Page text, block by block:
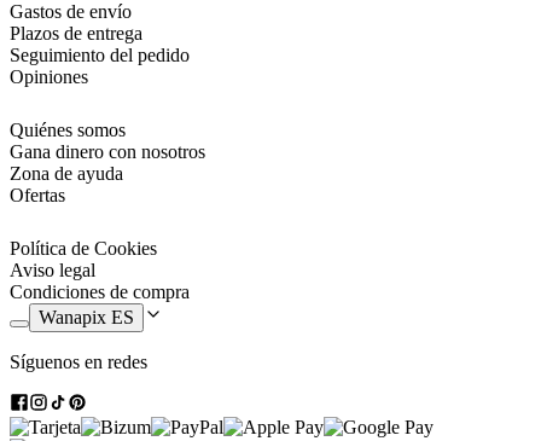
Gastos de envío
Plazos de entrega
Seguimiento del pedido
Opiniones
Quiénes somos
Gana dinero con nosotros
Zona de ayuda
Ofertas
Política de Cookies
Aviso legal
Condiciones de compra
Wanapix ES
Síguenos en redes